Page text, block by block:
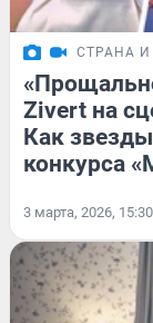
СТРАНА
Zivert на
Как
конкурса
3 марта, 2026, 15:30